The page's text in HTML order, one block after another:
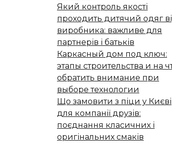
Який контроль якості
проходить дитячий одяг
виробника: важливе для
партнерів і батьків
Каркасный дом под ключ:
этапы строительства и на
обратить внимание при
выборе технологии
Що замовити з піци у Києві
для компанії друзів:
поєднання класичних і
оригінальних смаків